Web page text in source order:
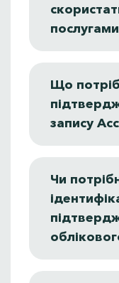
Що
запису
Чи